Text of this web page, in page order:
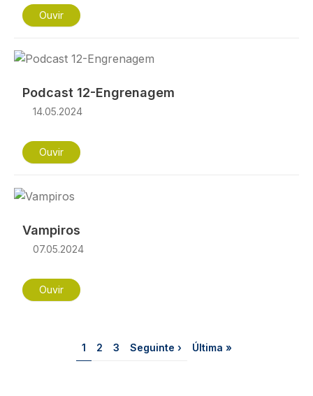
Ouvir
Imagem
Podcast 12-Engrenagem
14.05.2024
Ouvir
Imagem
Vampiros
07.05.2024
Ouvir
Página
1 Página
2 Página
3 Próxima página
Seguinte › Última página
Última »